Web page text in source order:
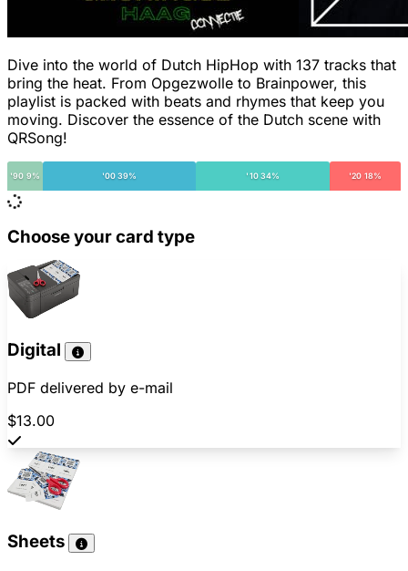
Dive into the world of Dutch HipHop with 137 tracks that
bring the heat. From Opgezwolle to Brainpower, this
playlist is packed with beats and rhymes that keep you
moving. Discover the essence of the Dutch scene with
QRSong!
'90 9% '00 39% '10 34% '20 18%
Choose your card type
Digital
PDF delivered by e-mail
$13.00
Sheets